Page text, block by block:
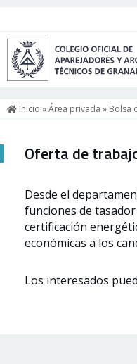
Inicio »Área privada » Bolsa
Oferta de
Desde el
funciones de
certificación
económicas a los
Los interesados